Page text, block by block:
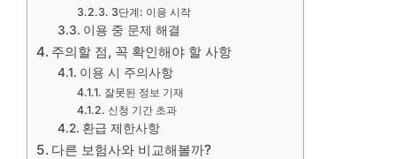
3단계: 이용 시작
이용 중 문제 해결
주의할 점, 꼭 확인해야 할 사항
이용 시 주의사항
잘못된 정보 기재
신청 기간 초과
환급 제한사항
다른 보험사와 비교해볼까?